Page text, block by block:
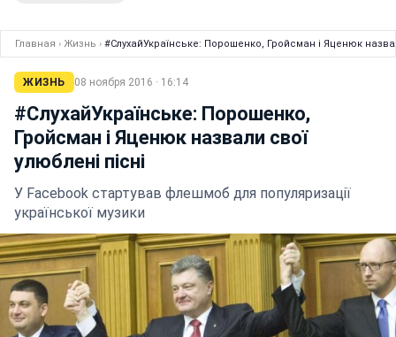
Главная › Жизнь › #СлухайУкраїнське: Порошенко, Гройсман і Яценюк
ЖИЗНЬ 08 ноября 2016 · 16:14
#СлухайУкраїнське: Порошенко,
Гройсман і Яценюк назвали свої
улюблені пісні
У Facebook стартував флешмоб для популяризації
української музики